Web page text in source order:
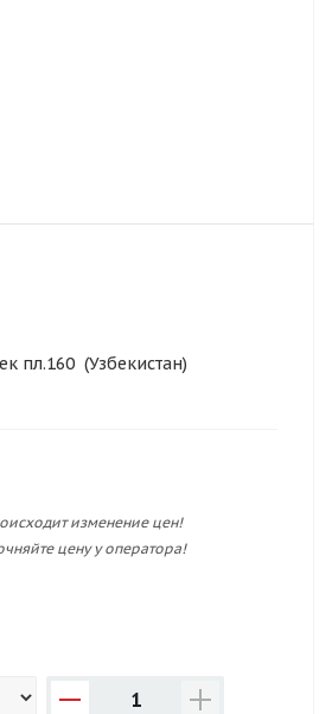
пл.160 (Узбекистан)
изменение цен!
цену у оператора!
1